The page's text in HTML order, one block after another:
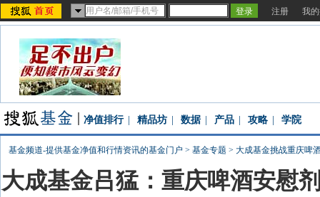
注册 我
净值排行 精品坊 数据 产品 攻略 学院
基金频道-提供基金净值和行情资讯的基金门户 > 基金专题 > 大成基金挑战重庆啤
大成基金吕猛：重庆啤酒安慰